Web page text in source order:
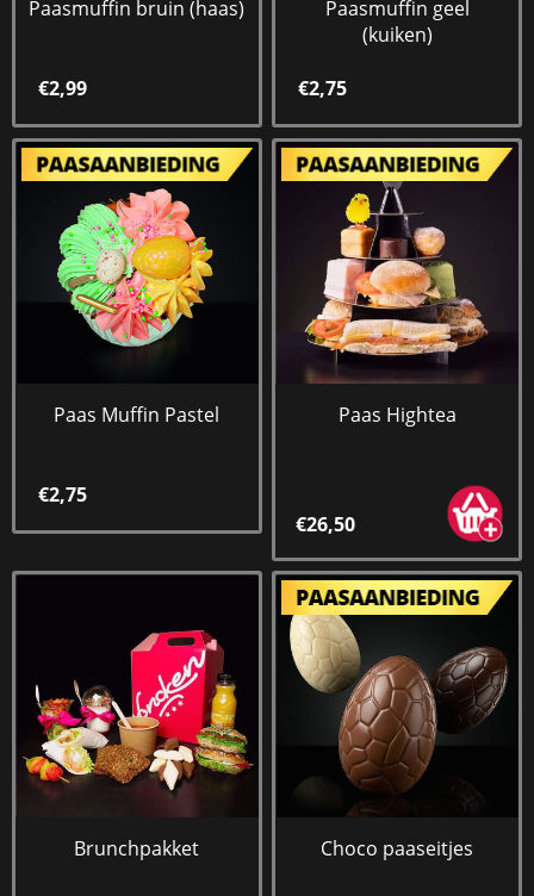
Paasmuffin bruin (haas)
€2,99
Paasmuffin geel
(kuiken)
€2,75
Paas Muffin Pastel
€2,75
Paas Hightea
€26,50
Brunchpakket Choco paaseitjes